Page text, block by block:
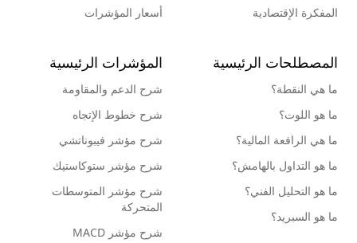
المفكرة الإقتصادية
أسعار المؤشرات
المصطلحات الرئيسية
ما هي النقطة؟
ما هو اللوت؟
ما هي الرافعة المالية؟
ما هو التداول بالهامش؟
ما هو التحليل الفني؟
ما هو السبريد؟
المؤشرات الرئيسية
شرح الدعم والمقاومة
شرح خطوط الإتجاه
شرح مؤشر فيبوناتشي
شرح مؤشر ستوكاستيك
شرح مؤشر المتوسطات
المتحركة
شرح مؤشر MACD